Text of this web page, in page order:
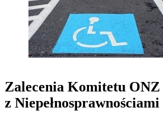
Zalecenia Komitetu ONZ
z